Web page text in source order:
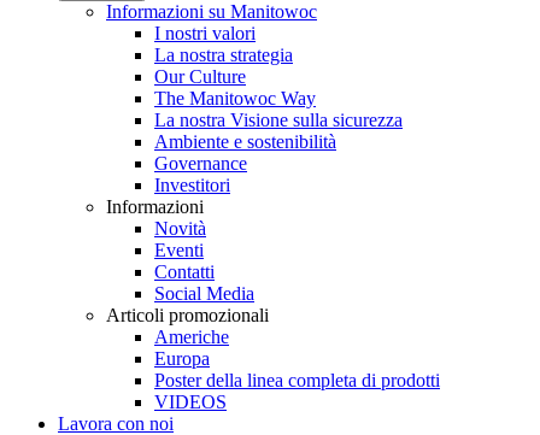
Informazioni su Manitowoc
I nostri valori
La nostra strategia
Our Culture
The Manitowoc Way
La nostra Visione sulla sicurezza
Ambiente e sostenibilità
Governance
Investitori
Informazioni
Novità
Eventi
Contatti
Social Media
Articoli promozionali
Americhe
Europa
Poster della linea completa di prodotti
VIDEOS
Lavora con noi